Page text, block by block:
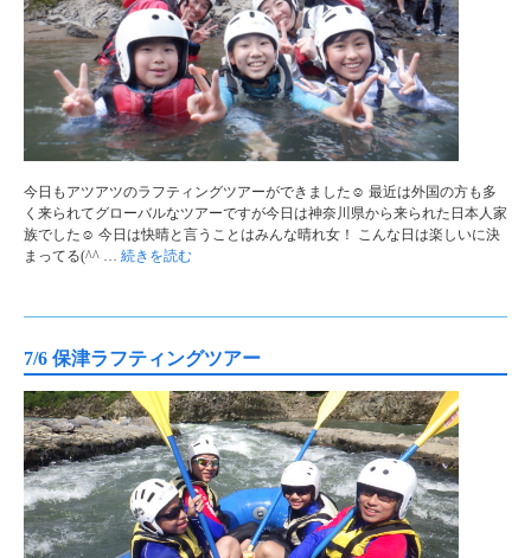
今日もアツアツのラフティングツアーができました☺ 最近は外国の方も多
く来られてグローバルなツアーですが今日は神奈川県から来られた日本人家
族でした☺ 今日は快晴と言うことはみんな晴れ女！ こんな日は楽しいに決
まってる(^^ … 続きを読む
7/6 保津ラフティングツアー